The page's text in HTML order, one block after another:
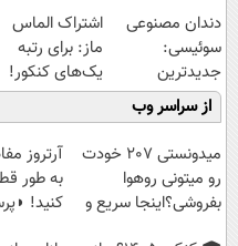
دندان مصنوعی
سوئیسی:
جدیدترین
فناوری اروپا،
سبک و مقاوم |
پرداخت قسطی
اشتراک الماس
ماز: برای رتبه
یک‌های کنکور!
از سراسر وب
میدونستی 207 خودت
رو میتونی روهوا
بفروشی؟اینجا سریع و
آرتروز
به طور
کنید!